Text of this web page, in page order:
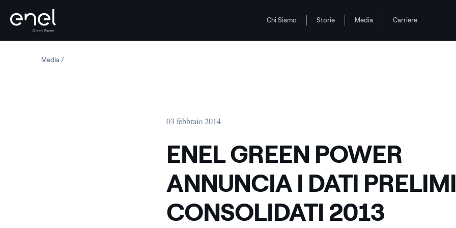
Chi Siamo Storie Media Carriere
MediaENEL GREEN POWER ANNUNCIA I DATI PRELIMINARI CONSOLIDATI 2013
03 febbraio 2014
ENEL GREEN POWER
ANNUNCIA I DATI
CONSOLIDATI 2013